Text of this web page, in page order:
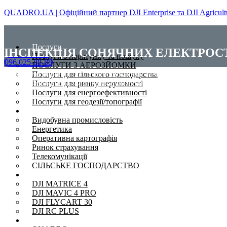
QUADRO.UA | Офіційний партнер DJI Enterprise та DJI
Послуги
Послуги з порятунку та пошуку
ПОСЛУГИ З АЕРОЗЙОМКИ
Послуги для сільского господарства
Послуги для ринку нерухомості
Послуги для енергоефективності
Послуги для геодезії/топографії
Видобувна промисловість
Енергетика
Оперативна картографія
Ринок страхування
Телекомунікації
СІЛЬСЬКЕ ГОСПОДАРСТВО
DJI MATRICE 4
DJI MAVIC 4 PRO
DJI FLYCART 30
DJI RC PLUS
096 025-88-88
ІНСПЕКЦІЯ СОНЯЧНИХ
Безпілотні рішення DJI із застосуванням тепловізійних
час. Щойно камера чи оператор виявляють несправні панелі,
аналізу.